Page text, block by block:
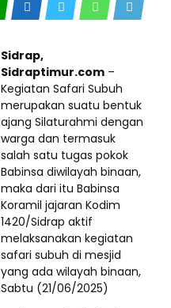
Sidrap,
Sidraptimur.com –
Kegiatan Safari Subuh
merupakan suatu bentuk
ajang Silaturahmi dengan
warga dan termasuk
salah satu tugas pokok
Babinsa diwilayah binaan,
maka dari itu Babinsa
Koramil jajaran Kodim
1420/Sidrap aktif
melaksanakan kegiatan
safari subuh di mesjid
yang ada wilayah binaan,
Sabtu (21/06/2025)